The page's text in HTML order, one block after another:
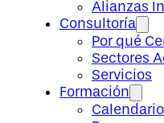
Alianzas
Consultoría
Por qué
Sectores
Servicios
Formación